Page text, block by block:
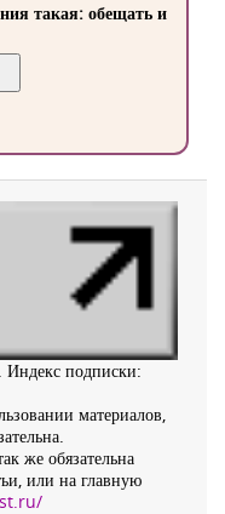
такая: обещать и
подписки:
материалов,
же обязательна
или на главную